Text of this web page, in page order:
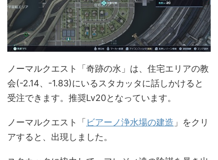
ノーマルクエスト「奇跡の水」は、住宅エリアの教
会(-2.14、-1.83)にいるスタカッタに話しかけると
受注できます。推奨Lv20となっています。
ノーマルクエスト「 ビアーノ浄水場の建造 」をクリ
アすると、出現しました。